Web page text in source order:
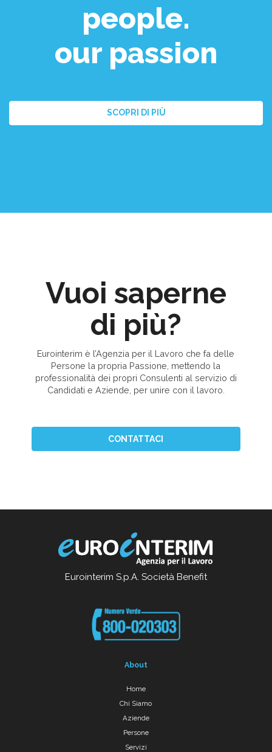
people.
our passion
SCOPRI DI PIÙ
Vuoi saperne
di più?
Eurointerim è l’Agenzia per il Lavoro che fa delle
Persone la propria Passione, mettendo la
professionalità dei propri Consulenti al servizio di
Candidati e Aziende, per unire con il lavoro.
CONTATTACI
Eurointerim S.p.A. Società Benefit
About
Home
Chi Siamo
Aziende
Persone
Servizi